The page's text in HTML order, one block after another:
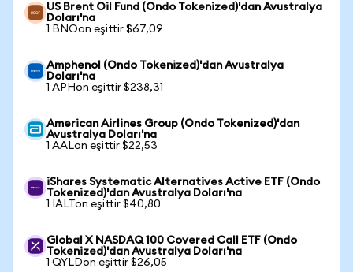
US Brent Oil Fund (Ondo Tokenized)'dan Avustralya
Doları'na
1 BNOon eşittir $67,09
Amphenol (Ondo Tokenized)'dan Avustralya
Doları'na
1 APHon eşittir $238,31
American Airlines Group (Ondo Tokenized)'dan
Avustralya Doları'na
1 AALon eşittir $22,53
iShares Systematic Alternatives Active ETF (Ondo
Tokenized)'dan Avustralya Doları'na
1 IALTon eşittir $40,80
Global X NASDAQ 100 Covered Call ETF (Ondo
Tokenized)'dan Avustralya Doları'na
1 QYLDon eşittir $26,05